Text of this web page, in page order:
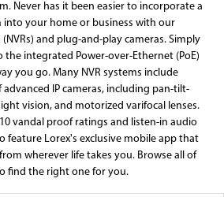
Never has it been easier to incorporate a
into your home or business with our
and plug-and-play cameras. Simply
the integrated Power-over-Ethernet (PoE)
you go. Many NVR systems include
IP cameras, including pan-tilt-
vision, and motorized varifocal lenses.
vandal proof ratings and listen-in audio
feature Lorex's exclusive mobile app that
wherever life takes you. Browse all of
find the right one for you.